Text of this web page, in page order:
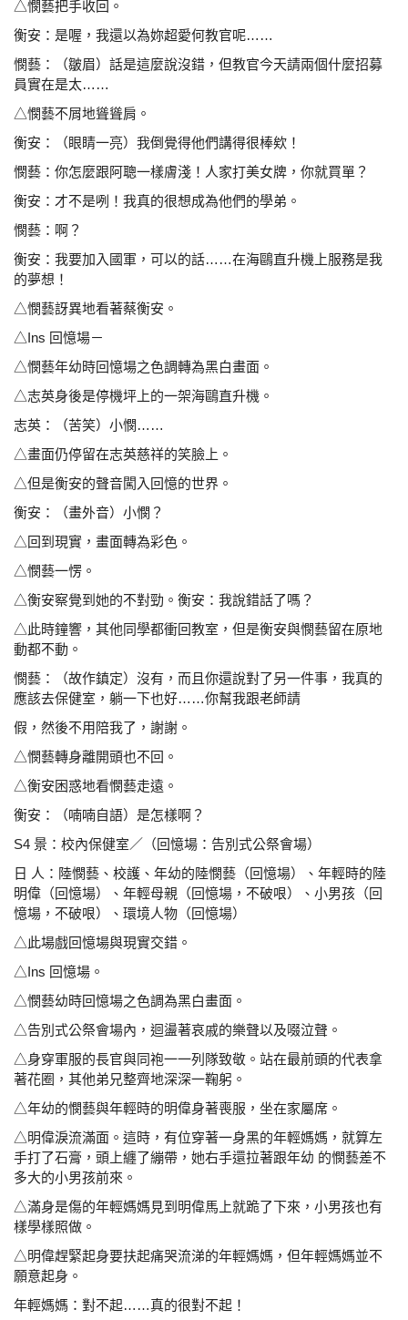
△憫藝把手收回。
衡安：是喔，我還以為妳超愛何教官呢……
憫藝：（皺眉）話是這麼說沒錯，但教官今天請兩個什麼招募
員實在是太……
△憫藝不屑地聳聳肩。
衡安：（眼睛一亮）我倒覺得他們講得很棒欸！
憫藝：你怎麼跟阿聰一樣膚淺！人家打美女牌，你就買單？
衡安：才不是咧！我真的很想成為他們的學弟。
憫藝：啊？
衡安：我要加入國軍，可以的話……在海鷗直升機上服務是我
的夢想！
△憫藝訝異地看著蔡衡安。
△Ins 回憶場－
△憫藝年幼時回憶場之色調轉為黑白畫面。
△志英身後是停機坪上的一架海鷗直升機。
志英：（苦笑）小憫……
△畫面仍停留在志英慈祥的笑臉上。
△但是衡安的聲音闖入回憶的世界。
衡安：（畫外音）小憫？
△回到現實，畫面轉為彩色。
△憫藝一愣。
△衡安察覺到她的不對勁。衡安：我說錯話了嗎？
△此時鐘響，其他同學都衝回教室，但是衡安與憫藝留在原地
動都不動。
憫藝：（故作鎮定）沒有，而且你還說對了另一件事，我真的
應該去保健室，躺一下也好……你幫我跟老師請
假，然後不用陪我了，謝謝。
△憫藝轉身離開頭也不回。
△衡安困惑地看憫藝走遠。
衡安：（喃喃自語）是怎樣啊？
S4 景：校內保健室／（回憶場：告別式公祭會場）
日 人：陸憫藝、校護、年幼的陸憫藝（回憶場）、年輕時的陸
明偉（回憶場）、年輕母親（回憶場，不破哏）、小男孩（回
憶場，不破哏）、環境人物（回憶場）
△此場戲回憶場與現實交錯。
△Ins 回憶場。
△憫藝幼時回憶場之色調為黑白畫面。
△告別式公祭會場內，迴盪著哀戚的樂聲以及啜泣聲。
△身穿軍服的長官與同袍一一列隊致敬。站在最前頭的代表拿
著花圈，其他弟兄整齊地深深一鞠躬。
△年幼的憫藝與年輕時的明偉身著喪服，坐在家屬席。
△明偉淚流滿面。這時，有位穿著一身黑的年輕媽媽，就算左
手打了石膏，頭上纏了繃帶，她右手還拉著跟年幼 的憫藝差不
多大的小男孩前來。
△滿身是傷的年輕媽媽見到明偉馬上就跪了下來，小男孩也有
樣學樣照做。
△明偉趕緊起身要扶起痛哭流涕的年輕媽媽，但年輕媽媽並不
願意起身。
年輕媽媽：對不起……真的很對不起！